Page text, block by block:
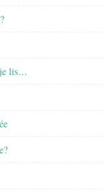
je lis…